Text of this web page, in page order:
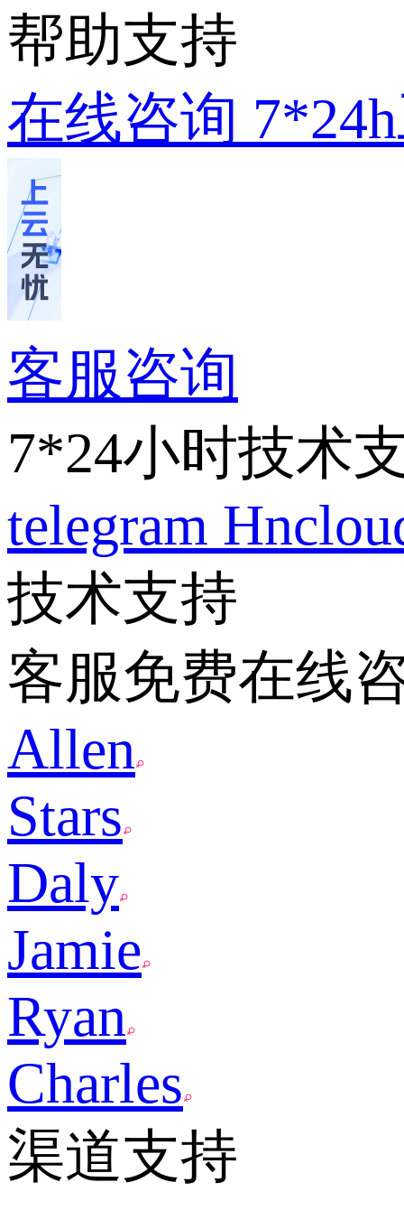
帮助支持
在线咨询
客服咨询
7*24小时技术
telegram
技术支持
客服免费在线
Allen
Stars
Daly
Jamie
Ryan
Charles
渠道支持